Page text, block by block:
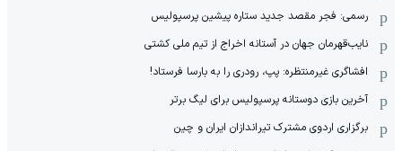
رسمی: فجر مقصد جدید ستاره پیشین پرسپولیس
نایب‌قهرمان جهان در آستانه اخراج از تیم ملی کشتی
افشاگری غیرمنتظره: پپ، رودری را به بارسا فرستاد!
آخرین بازی دوستانه پرسپولیس برای لیگ برتر
برگزاری اردوی مشترک تیراندازان ایران و چین